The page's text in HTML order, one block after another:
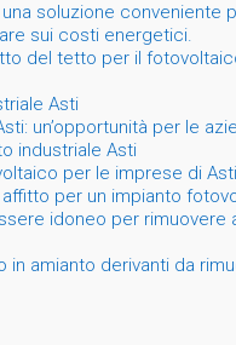
soluzione conveniente
sui costi energetici.
del tetto per il
Asti
un’opportunità per le
industriale Asti
per le imprese di
per un impianto
idoneo per rimuovere
amianto derivanti da